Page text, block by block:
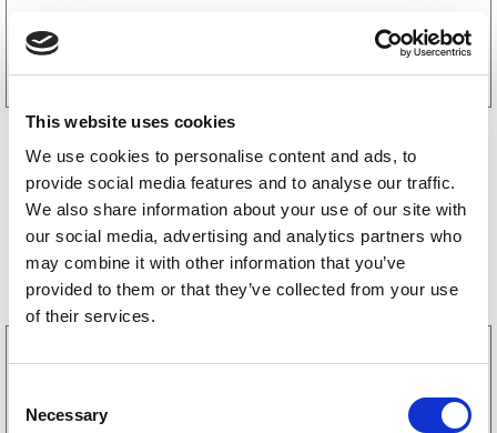
This website uses cookies
We use cookies to personalise content and ads, to
provide social media features and to analyse our traffic.
We also share information about your use of our site with
our social media, advertising and analytics partners who
may combine it with other information that you’ve
provided to them or that they’ve collected from your use
of their services.
Necessary
Bestselgere
256